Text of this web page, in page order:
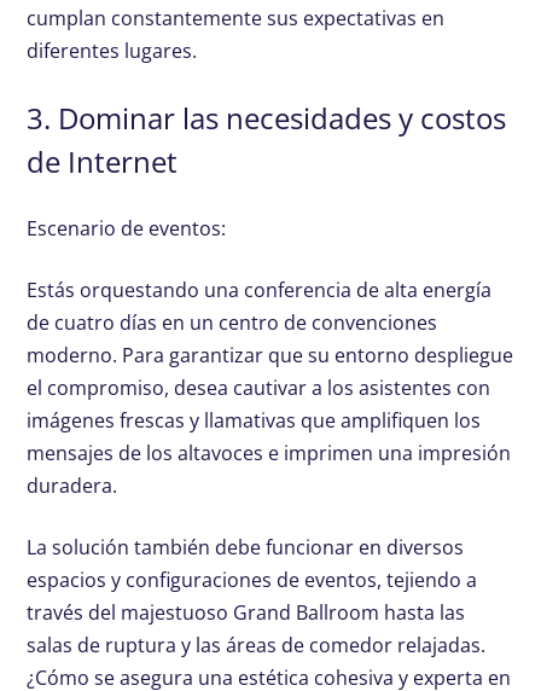
cumplan constantemente sus expectativas en
diferentes lugares.
3. Dominar las necesidades y costos
de Internet
Escenario de eventos:
Estás orquestando una conferencia de alta energía
de cuatro días en un centro de convenciones
moderno. Para garantizar que su entorno despliegue
el compromiso, desea cautivar a los asistentes con
imágenes frescas y llamativas que amplifiquen los
mensajes de los altavoces e imprimen una impresión
duradera.
La solución también debe funcionar en diversos
espacios y configuraciones de eventos, tejiendo a
través del majestuoso Grand Ballroom hasta las
salas de ruptura y las áreas de comedor relajadas.
¿Cómo se asegura una estética cohesiva y experta en